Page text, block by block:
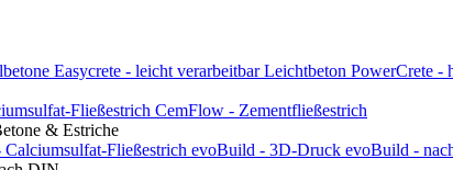
Easycrete - leicht verarbeitbar Leichtbeton PowerCrete -
Fließestrich CemFlow - Zementfließestrich
& Estriche
Fließestrich evoBuild - 3D-Druck evoBuild -